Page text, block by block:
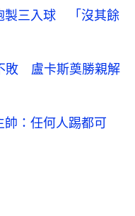
製三入球 「沒其餘
敗 盧卡斯奠勝親解
：任何人踢都可